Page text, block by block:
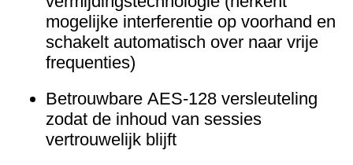
mogelijke interferentie op voorhand en
schakelt automatisch over naar vrije
frequenties)
Betrouwbare AES-128 versleuteling
zodat de inhoud van sessies
vertrouwelijk blijft